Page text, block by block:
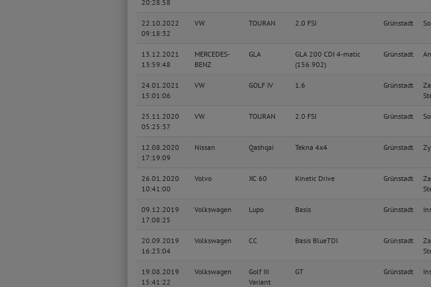
20:28:58
22.10.2022
09:18:32
VW TOURAN 2.0 FSI Grünstadt
13.12.2021
13:59:48
MERCEDES-
BENZ
GLA
GLA 200 CDI 4-matic
(156.902)
Grünstadt
24.01.2021
15:01:06
VW GOLF IV 1.6 Grünstadt
25.11.2020
05:25:37
VW TOURAN 2.0 FSI Grünstadt
12.08.2020
17:19:09
Nissan Qashqai Tekna 4x4 Grünstadt
26.01.2020
10:41:00
Volvo XC 60 Kinetic Drive Grünstadt
09.12.2019
17:08:25
Volkswagen Lupo Basis Grünstadt
20.09.2019
16:23:04
Volkswagen CC Basis BlueTDI Grünstadt
19.08.2019
15:41:22
Volkswagen
Golf III
Variant
GT Grünstadt